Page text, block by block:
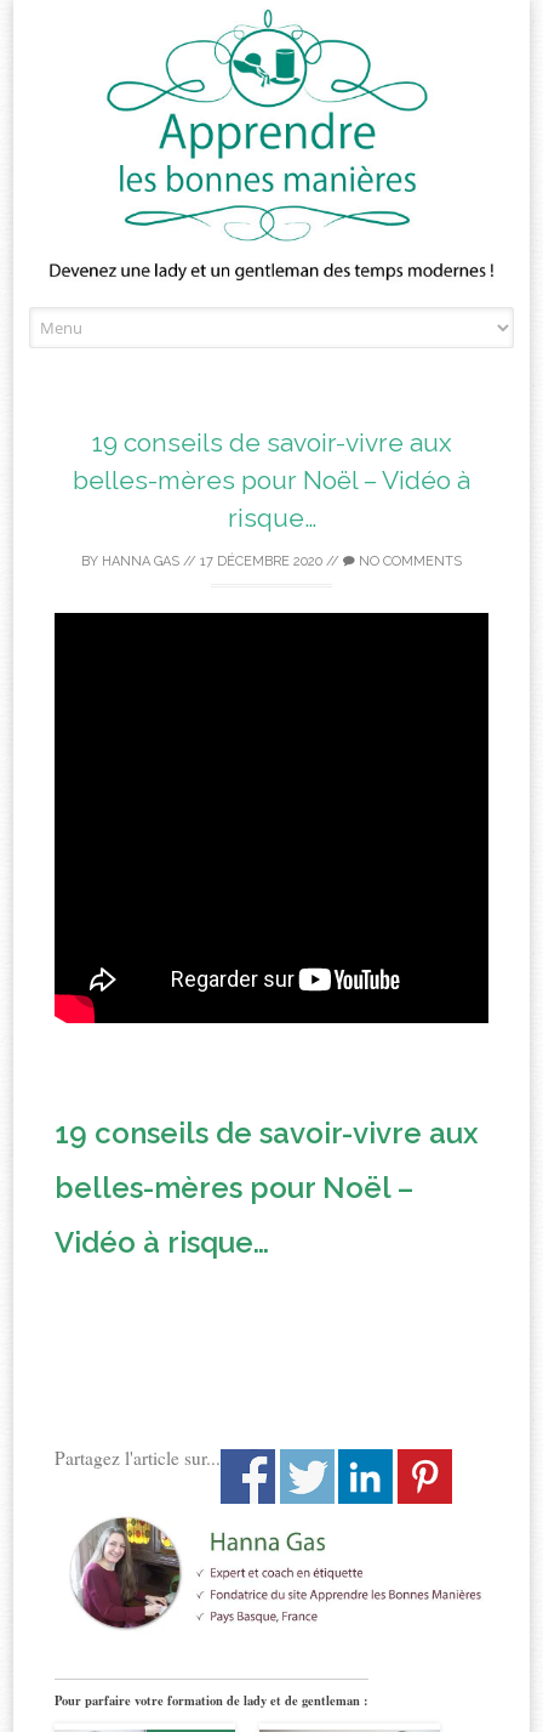
to
19 conseils de savoir-vivre aux
belles-mères pour Noël – Vidéo à
risque…
BY HANNA GAS // 17 DÉCEMBRE 2020 // NO COMMENTS
19 conseils de savoir-vivre aux
belles-mères pour Noël –
Vidéo à risque…
Partagez l'article sur...
Pour parfaire votre formation de lady et de gentleman :